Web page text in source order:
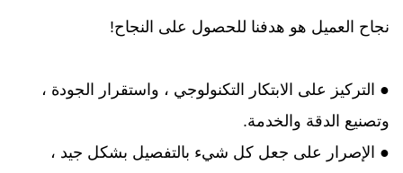
نجاح العميل هو هدفنا للحصول على النجاح!
● التركيز على الابتكار التكنولوجي ، واستقرار الجودة ،
وتصنيع الدقة والخدمة.
● الإصرار على جعل كل شيء بالتفصيل بشكل جيد ،